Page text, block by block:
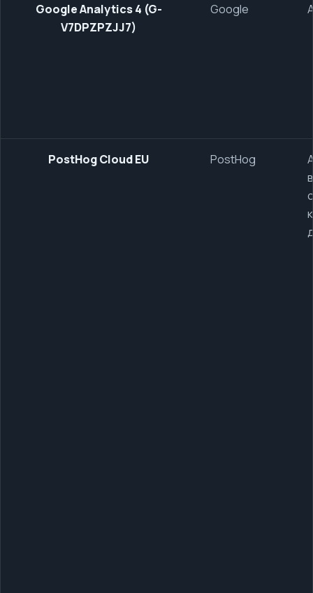
Google Analytics 4 (G-
V7DPZPZJJ7)
Google
PostHog Cloud EU PostHog